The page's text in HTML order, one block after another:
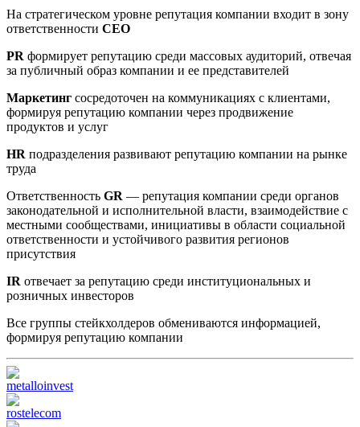
На стратегическом уровне репутация компании входит в зону
ответственности CEO
PR формирует репутацию среди массовых аудиторий, отвечая
за публичный образ компании и ее представителей
Маркетинг сосредоточен на коммуникациях с клиентами,
формируя репутацию компании через продвижение
продуктов и услуг
HR подразделения развивают репутацию компании на рынке
труда
Ответственность GR — репутация компании среди органов
законодательной и исполнительной власти, взаимодействие с
местными сообществами, инициативы в области социальной
ответственности и устойчивого развития регионов
присутствия
IR отвечает за репутацию среди институциональных и
розничных инвесторов
Все группы стейкхолдеров обмениваются информацией,
формируя репутацию компании